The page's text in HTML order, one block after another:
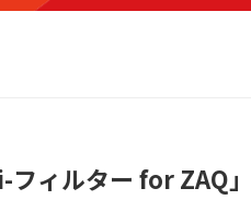
i-フィルター for ZAQ